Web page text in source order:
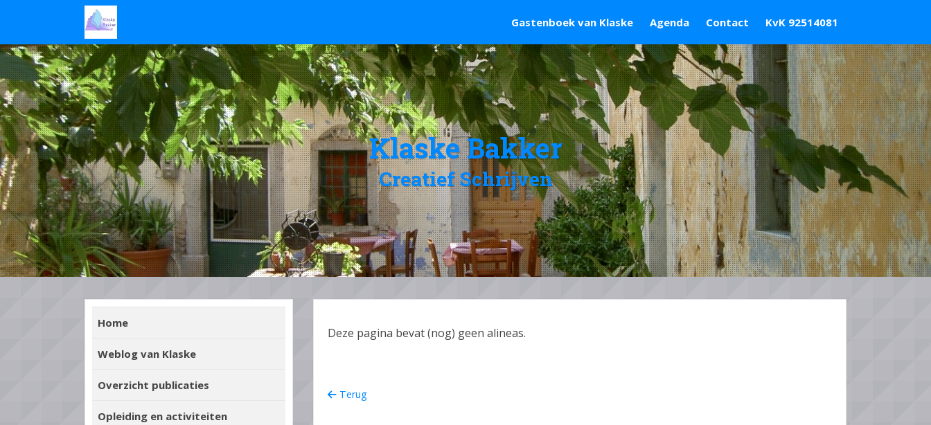
Gastenboek van Klaske Agenda Contact KvK 92514081
Klaske Bakker
Creatief Schrijven
Deze pagina bevat (nog) geen alineas.
Terug
Home
Weblog van Klaske
Overzicht publicaties
Opleiding en activiteiten